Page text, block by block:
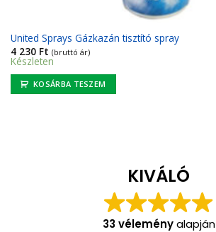
United Sprays Gázkazán tisztító spray
4 230 Ft (bruttó ár)
Készleten
KOSÁRBA TESZEM
KIVÁLÓ
33 véleményalapján